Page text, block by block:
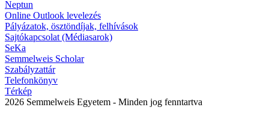
Neptun
Online Outlook levelezés
Pályázatok, ösztöndíjak, felhívások
Sajtókapcsolat (Médiasarok)
SeKa
Semmelweis Scholar
Szabályzattár
Telefonkönyv
Térkép
2026 Semmelweis Egyetem - Minden jog fenntartva